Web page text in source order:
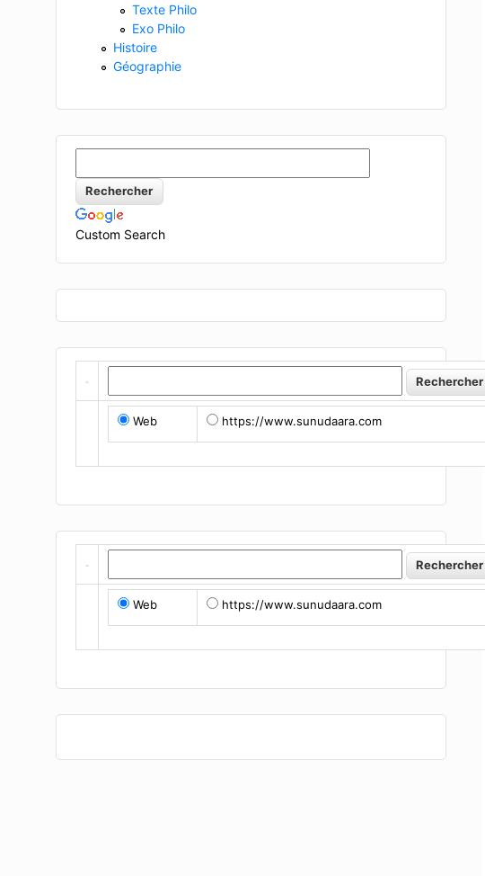
Texte Philo
Exo Philo
Histoire
Géographie
Custom Search
Web https://www.sunudaara.com
Web https://www.sunudaara.com